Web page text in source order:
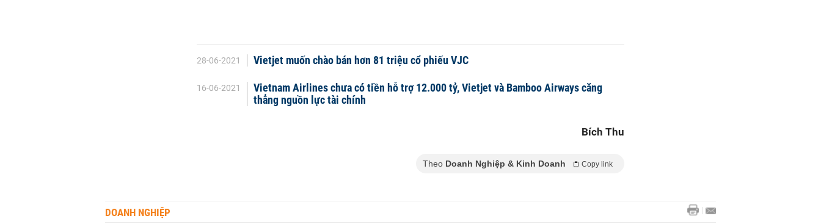
28-06-2021 Vietjet muốn chào bán hơn 81 triệu cổ phiếu VJC
16-06-2021
Vietnam Airlines chưa có tiền hỗ trợ 12.000 tỷ, Vietjet và Bamboo Airways căng
thẳng nguồn lực tài chính
Bích Thu
Theo Doanh Nghiệp & Kinh Doanh Copy link
DOANH NGHIỆP